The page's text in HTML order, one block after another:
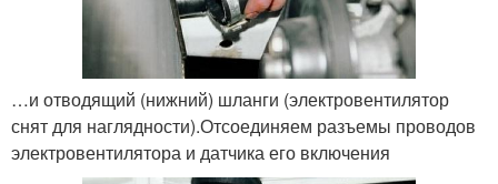
…и отводящий (нижний) шланги (электровентилятор
снят для наглядности).Отсоединяем разъемы проводов
электровентилятора и датчика его включения